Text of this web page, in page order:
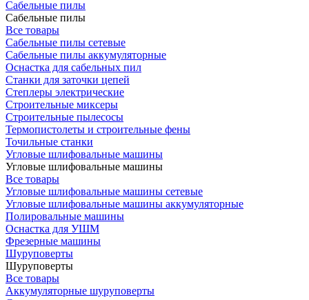
Сабельные пилы
Сабельные пилы
Все товары
Сабельные пилы сетевые
Сабельные пилы аккумуляторные
Оснастка для сабельных пил
Станки для заточки цепей
Степлеры электрические
Строительные миксеры
Строительные пылесосы
Термопистолеты и строительные фены
Точильные станки
Угловые шлифовальные машины
Угловые шлифовальные машины
Все товары
Угловые шлифовальные машины сетевые
Угловые шлифовальные машины аккумуляторные
Полировальные машины
Оснастка для УШМ
Фрезерные машины
Шуруповерты
Шуруповерты
Все товары
Аккумуляторные шуруповерты